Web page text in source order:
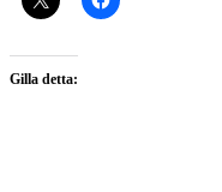
Gilla detta: